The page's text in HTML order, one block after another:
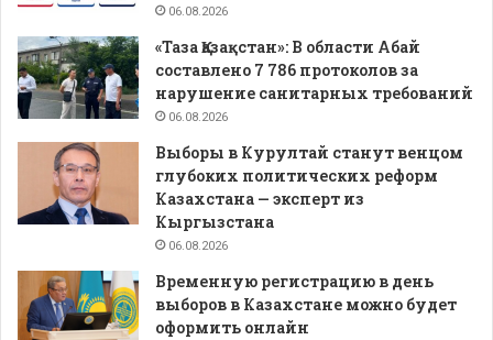
06.08.2026
«Таза Қазақстан»: В области Абай
составлено 7 786 протоколов за
нарушение санитарных требований
06.08.2026
Выборы в Курултай станут венцом
глубоких политических реформ
Казахстана — эксперт из
Кыргызстана
06.08.2026
Временную регистрацию в день
выборов в Казахстане можно будет
оформить онлайн